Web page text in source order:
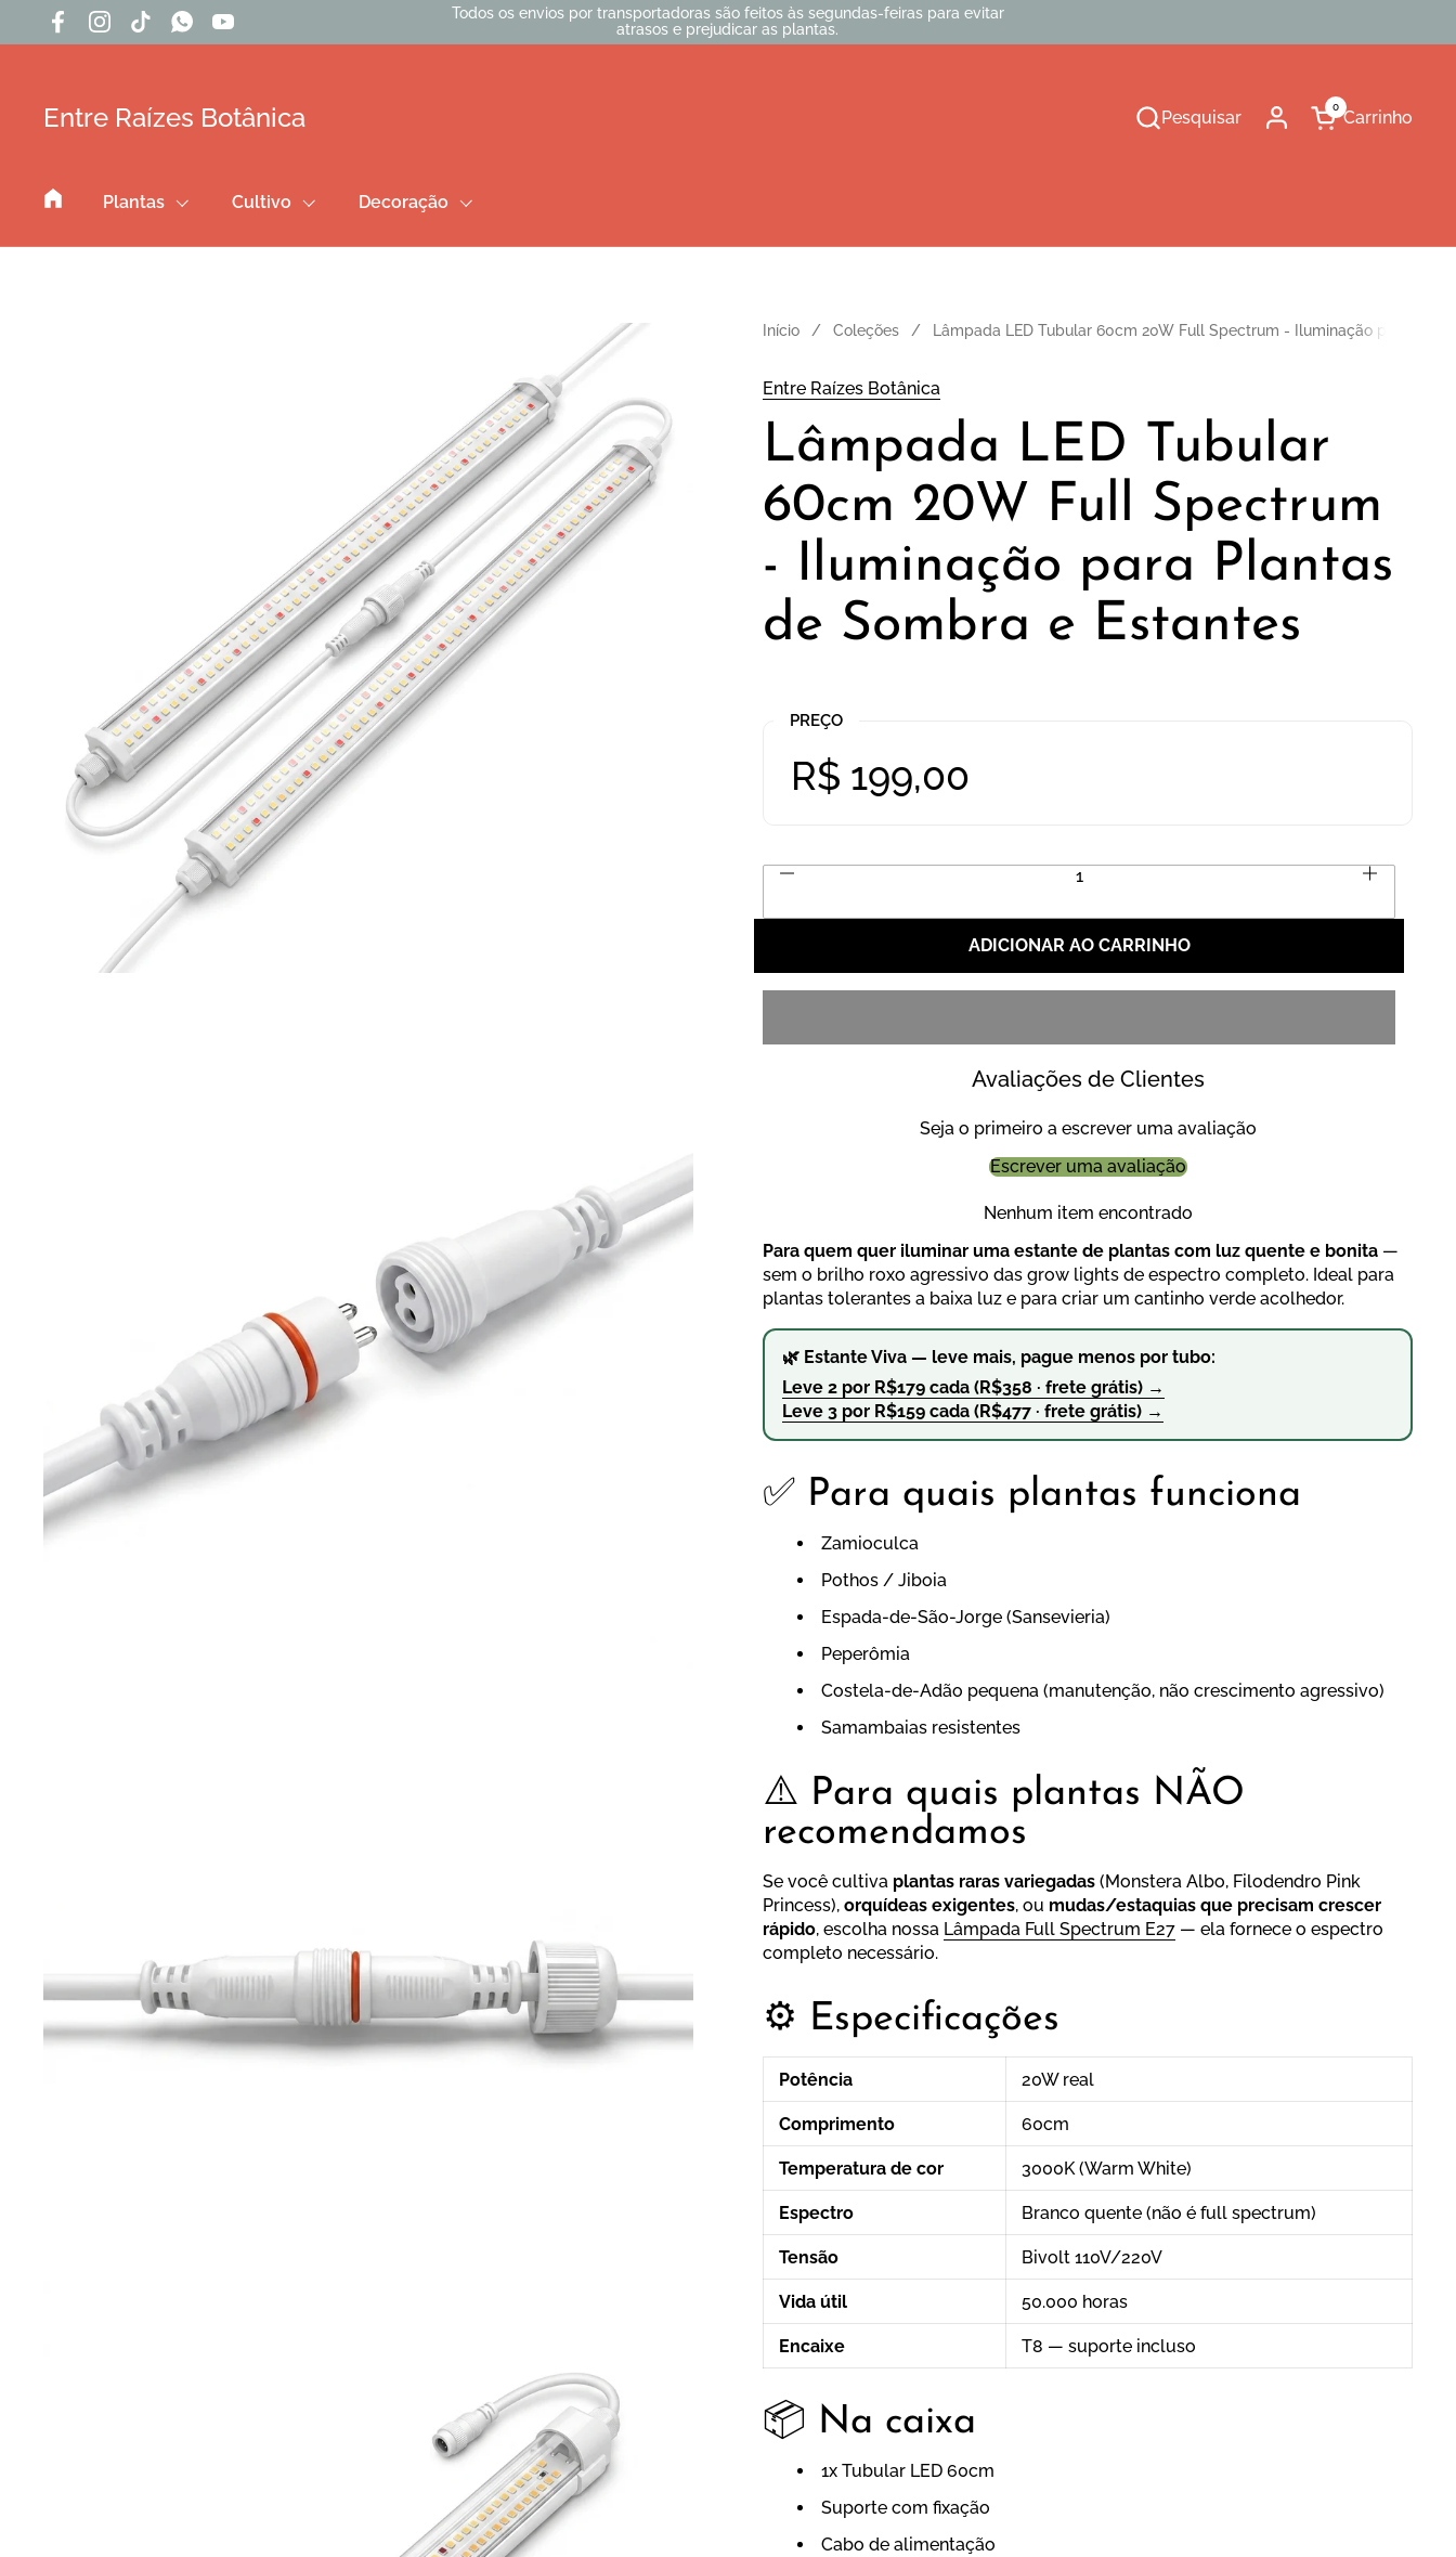
Ir para o conteúdo
FacebookInstagram
TikTokWhatsApp
YouTube
Todos os envios por transportadoras são feitos às segundas-feiras para evitar
atrasos e prejudicar as plantas.
Entre Raízes Botânica Pesquisar
Abrir carrinho
Carrinho
0
Plantas Cultivo Decoração
Início / Coleções / Lâmpada LED Tubular 60cm 20W Full Spectrum - Iluminação para
Entre Raízes Botânica
Lâmpada LED Tubular
60cm 20W Full Spectrum
- Iluminação para Plantas
de Sombra e Estantes
PREÇO
Preço:
R$ 199,00
Preço normal:
Quantidade
ADICIONAR AO CARRINHO
Avaliações de Clientes
Seja o primeiro a escrever uma avaliação
Escrever uma avaliação
Nenhum item encontrado
Para quem quer iluminar uma estante de plantas com luz quente e bonita —
sem o brilho roxo agressivo das grow lights de espectro completo. Ideal para
plantas tolerantes a baixa luz e para criar um cantinho verde acolhedor.
🌿 Estante Viva — leve mais, pague menos por tubo:
Leve 2 por R$179 cada (R$358 · frete grátis) →
Leve 3 por R$159 cada (R$477 · frete grátis) →
✅ Para quais plantas funciona
Zamioculca
Pothos / Jiboia
Espada-de-São-Jorge (Sansevieria)
Peperômia
Costela-de-Adão pequena (manutenção, não crescimento agressivo)
Samambaias resistentes
⚠️ Para quais plantas NÃO
recomendamos
Se você cultiva plantas raras variegadas (Monstera Albo, Filodendro Pink
Princess), orquídeas exigentes, ou mudas/estaquias que precisam crescer
rápido, escolha nossa Lâmpada Full Spectrum E27 — ela fornece o espectro
completo necessário.
⚙️ Especificações
Potência 20W real
Comprimento 60cm
Temperatura de cor 3000K (Warm White)
Espectro Branco quente (não é full spectrum)
Tensão Bivolt 110V/220V
Vida útil 50.000 horas
Encaixe T8 — suporte incluso
📦 Na caixa
1x Tubular LED 60cm
Suporte com fixação
Cabo de alimentação